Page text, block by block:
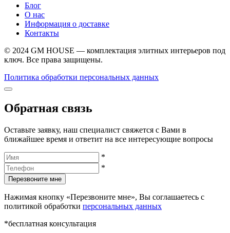
Блог
О нас
Информация о доставке
Контакты
© 2024 GM HOUSE — комплектация элитных интерьеров под
ключ. Все права защищены.
Политика обработки персональных данных
Обратная связь
Оставьте заявку, наш специалист свяжется с Вами в
ближайшее время и ответит на все интересующие вопросы
*
*
Перезвоните мне
Нажимая кнопку «Перезвоните мне», Вы соглашаетесь с
политикой обработки персональных данных
*бесплатная консультация